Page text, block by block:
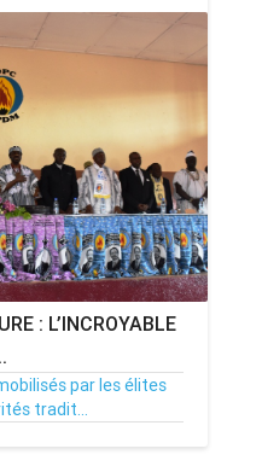
: L’INCROYABLE
par les élites
tradit...
1